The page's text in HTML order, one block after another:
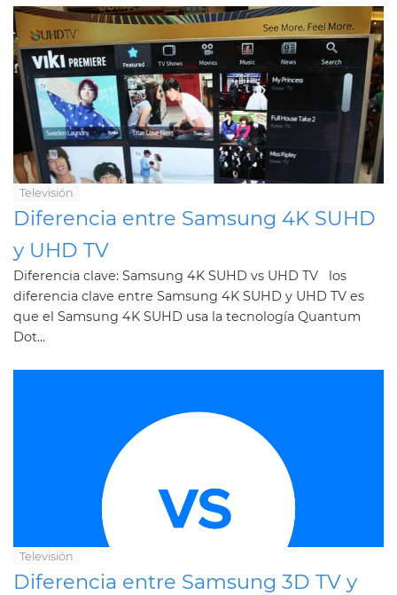
Televisión
Diferencia entre Samsung 4K SUHD
y UHD TV
Diferencia clave: Samsung 4K SUHD vs UHD TV los
diferencia clave entre Samsung 4K SUHD y UHD TV es
que el Samsung 4K SUHD usa la tecnología Quantum
Dot...
Televisión
Diferencia entre Samsung 3D TV y